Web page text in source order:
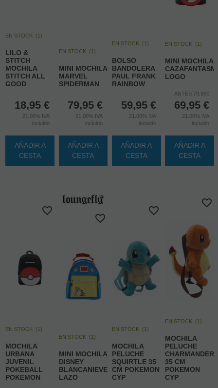
EN STOCK (1)
LILO &
STITCH
MOCHILA
STITCH ALL
GOOD
18,95 €
21.00% IVA
incluido
AÑADIR A
CESTA
EN STOCK (1)
MINI MOCHILA
MARVEL
SPIDERMAN
79,95 €
21.00% IVA
incluido
AÑADIR A
CESTA
EN STOCK (1)
BOLSO
BANDOLERA
PAUL FRANK
RAINBOW
59,95 €
21.00% IVA
incluido
AÑADIR A
CESTA
EN STOCK (1)
MINI MOCHILA
LOGO
ANTES 79,95€
69,95 €
21.00% IVA
incluido
AÑADIR A
CESTA
EN STOCK (1)
MOCHILA
URBANA
JUVENIL
POKEBALL
POKEMON
EN STOCK (1 )
MINI MOCHILA
DISNEY
BLANCANIEVES
LAZO
EN STOCK (1 )
MOCHILA
PELUCHE
SQUIRTLE 35
CM POKEMON
CYP
EN STOCK (1)
MOCHILA
PELUCHE
CHARMANDER
35 CM
POKEMON
CYP